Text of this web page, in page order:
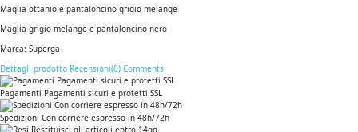
Maglia ottanio e pantaloncino grigio melange
Maglia grigio melange e pantaloncino nero
Marca: Superga
Dettagli prodotto Recensioni(0) Comments
Pagamenti Pagamenti sicuri e protetti SSL
Spedizioni Con corriere espresso in 48h/72h